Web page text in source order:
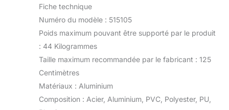
Fiche technique
Numéro du modèle : 515105
Poids maximum pouvant être supporté par le produit
: 44 Kilogrammes
Taille maximum recommandée par le fabricant : 125
Centimètres
Matériaux : Aluminium
Composition : Acier, Aluminium, PVC, Polyester, PU,